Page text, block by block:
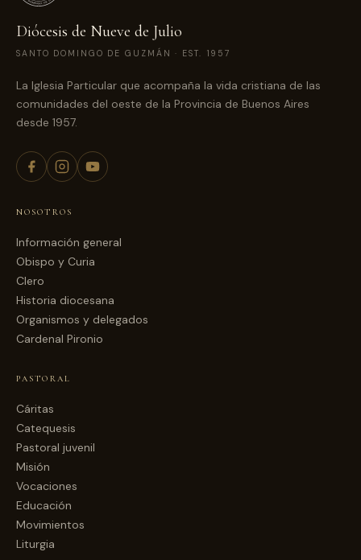
Diócesis de Nueve de Julio
SANTO DOMINGO DE GUZMÁN · EST. 1957
La Iglesia Particular que acompaña la vida cristiana de las
comunidades del oeste de la Provincia de Buenos Aires
desde 1957.
NOSOTROS
Información general
Obispo y Curia
Clero
Historia diocesana
Organismos y delegados
Cardenal Pironio
PASTORAL
Cáritas
Catequesis
Pastoral juvenil
Misión
Vocaciones
Educación
Movimientos
Liturgia